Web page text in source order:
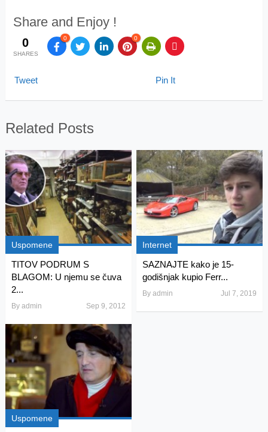
Share and Enjoy !
0
SHARES
0 0
Tweet Pin It
Related Posts
Uspomene
TITOV PODRUM S
BLAGOM: U njemu se čuva
2...
By admin Sep 9, 2012
Internet
SAZNAJTE kako je 15-
godišnjak kupio Ferr...
Byadmin Jul 7, 2019
Uspomene